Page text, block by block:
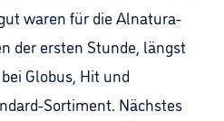
waren für die Alnatura-
der ersten Stunde, längst
Globus, Hit und
Sortiment. Nächstes